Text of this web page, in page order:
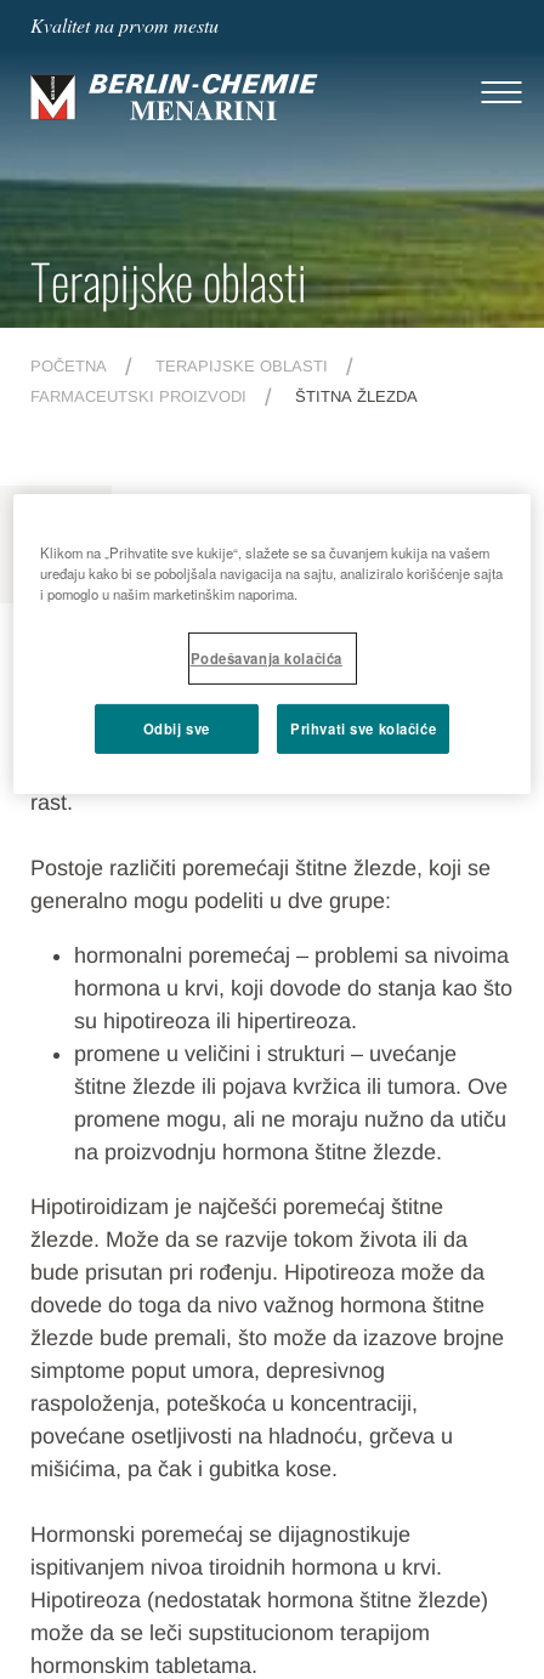
Kvalitet na prvom mestu
Terapijske oblasti
POČETNA
TERAPIJSKE OBLASTI
FARMACEUTSKI PROIZVODI
ŠTITNA ŽLEZDA
Štitna žlezda
Bolesti štitne žlezde
Štitna žlezda proizvodi hormone koji su važni za
rast.
Postoje različiti poremećaji štitne žlezde, koji se
generalno mogu podeliti u dve grupe:
hormonalni poremećaj – problemi sa nivoima
hormona u krvi, koji dovode do stanja kao što
su hipotireoza ili hipertireoza.
promene u veličini i strukturi – uvećanje
štitne žlezde ili pojava kvržica ili tumora. Ove
promene mogu, ali ne moraju nužno da utiču
na proizvodnju hormona štitne žlezde.
Hipotiroidizam je najčešći poremećaj štitne
žlezde. Može da se razvije tokom života ili da
bude prisutan pri rođenju. Hipotireoza može da
dovede do toga da nivo važnog hormona štitne
žlezde bude premali, što može da izazove brojne
simptome poput umora, depresivnog
raspoloženja, poteškoća u koncentraciji,
povećane osetljivosti na hladnoću, grčeva u
mišićima, pa čak i gubitka kose.
Hormonski poremećaj se dijagnostikuje
ispitivanjem nivoa tiroidnih hormona u krvi.
Hipotireoza (nedostatak hormona štitne žlezde)
može da se leči supstitucionom terapijom
hormonskim tabletama.
Klikom na „Prihvatite sve kukije“, slažete se sa čuvanjem kukija na vašem
uređaju kako bi se poboljšala navigacija na sajtu, analiziralo korišćenje sajta
i pomoglo u našim marketinškim naporima.
Podešavanja kolačića
Odbij sve Prihvati sve kolačiće